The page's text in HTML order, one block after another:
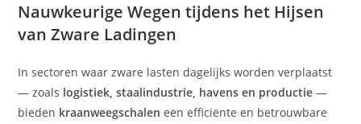
Nauwkeurige Wegen tijdens het Hijsen
van Zware Ladingen
In sectoren waar zware lasten dagelijks worden verplaatst
— zoals logistiek, staalindustrie, havens en productie —
bieden kraanweegschalen een efficiënte en betrouwbare